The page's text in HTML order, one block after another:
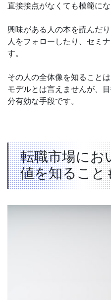
直接接点がなくても模範に
興味がある人の本を読んだ
人をフォローしたり、セミ
す。
その人の全体像を知ること
モデルとは言えませんが、
分有効な手段です。
転職市場にお
値を知ること